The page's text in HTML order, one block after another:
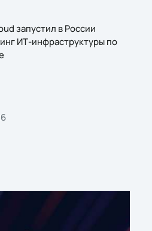
запустил в России
ИТ-инфраструктуры по